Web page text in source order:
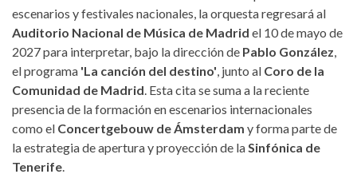
escenarios y festivales nacionales, la orquesta regresará al
Auditorio Nacional de Música de Madrid el 10 de mayo de
2027 para interpretar, bajo la dirección de Pablo González,
el programa 'La canción del destino', junto al Coro de la
Comunidad de Madrid. Esta cita se suma a la reciente
presencia de la formación en escenarios internacionales
como el Concertgebouw de Ámsterdam y forma parte de
la estrategia de apertura y proyección de laSinfónica de
Tenerife.